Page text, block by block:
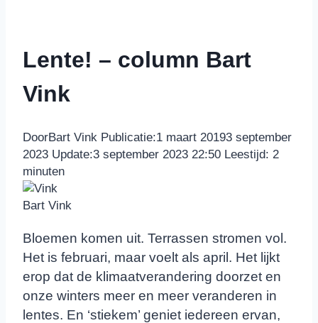
Lente! – column Bart
Vink
DoorBart Vink Publicatie:1 maart 20193 september
2023 Update:3 september 2023 22:50 Leestijd: 2
minuten
Bart Vink
Bloemen komen uit. Terrassen stromen vol.
Het is februari, maar voelt als april. Het lijkt
erop dat de klimaatverandering doorzet en
onze winters meer en meer veranderen in
lentes. En ‘stiekem’ geniet iedereen ervan,